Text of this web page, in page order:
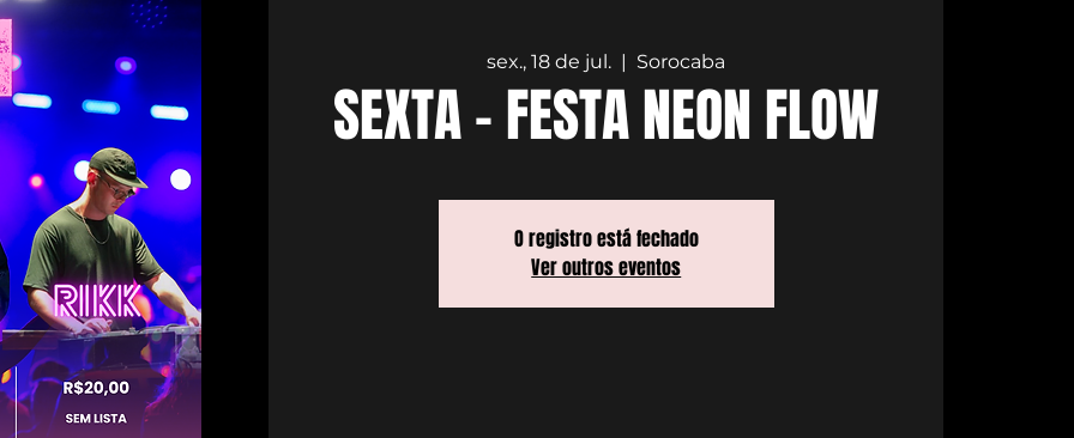
sex., 18 de jul.
  |
Sorocaba
SEXTA - FESTA NEON FLOW
O registro está fechado
Ver outros eventos